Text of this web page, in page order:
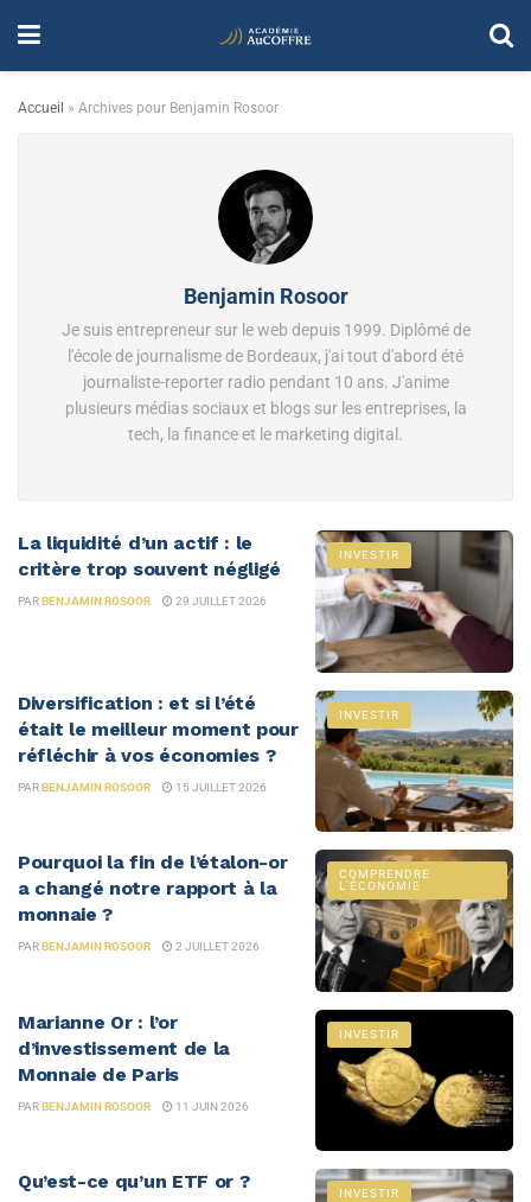
Accueil » Archives pour Benjamin Rosoor
Benjamin Rosoor
Je suis entrepreneur sur le web depuis 1999. Diplômé de
l'école de journalisme de Bordeaux, j'ai tout d'abord été
journaliste-reporter radio pendant 10 ans. J'anime
plusieurs médias sociaux et blogs sur les entreprises, la
tech, la finance et le marketing digital.
INVESTIR
La liquidité d’un actif : le
critère trop souvent négligé
PARBENJAMIN ROSOOR 29 JUILLET 2026
INVESTIR
Diversification : et si l’été
était le meilleur moment pour
réfléchir à vos économies ?
PARBENJAMIN ROSOOR 15 JUILLET 2026
COMPRENDRE
L'ÉCONOMIE
Pourquoi la fin de l’étalon-or
a changé notre rapport à la
monnaie ?
PARBENJAMIN ROSOOR 2 JUILLET 2026
INVESTIR
Marianne Or : l’or
d’investissement de la
Monnaie de Paris
PARBENJAMIN ROSOOR 11 JUIN 2026
INVESTIR
Qu’est-ce qu’un ETF or ?